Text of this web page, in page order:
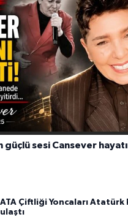
sesi Cansever
ATA Çiftliği Yoncaları Atatürk
ulaştı